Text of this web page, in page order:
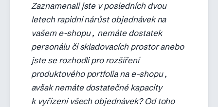
Zaznamenali jste v posledních dvou
letech rapidní nárůst objednávek na
vašem e-shopu, nemáte dostatek
personálu či skladovacích prostor anebo
jste se rozhodli pro rozšíření
produktového portfolia na e-shopu,
avšak nemáte dostatečné kapacity
k vyřízení všech objednávek? Od toho